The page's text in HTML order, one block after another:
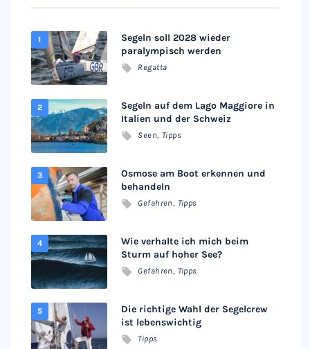
Segeln soll 2028 wieder
paralympisch werden
Regatta
Segeln auf dem Lago Maggiore in
Italien und der Schweiz
Seen, Tipps
Osmose am Boot erkennen und
behandeln
Gefahren, Tipps
Wie verhalte ich mich beim
Sturm auf hoher See?
Gefahren, Tipps
Die richtige Wahl der Segelcrew
ist lebenswichtig
Tipps